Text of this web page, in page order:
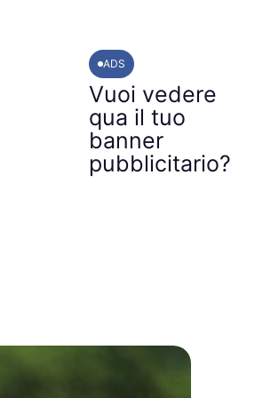
ADS
Vuoi vedere
qua il tuo
banner
pubblicitario?